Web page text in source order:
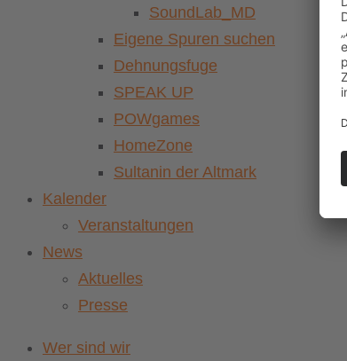
SoundLab_MD
Eigene Spuren suchen
Dehnungsfuge
SPEAK UP
POWgames
HomeZone
Sultanin der Altmark
Kalender
Veranstaltungen
News
Aktuelles
Presse
Wer sind wir